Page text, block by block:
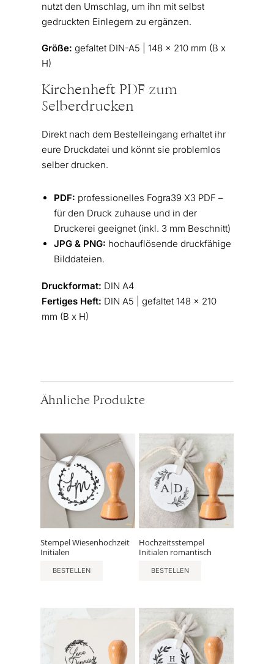
nutzt den Umschlag, um ihn mit selbst
gedruckten Einlegern zu ergänzen.
Größe: gefaltet DIN-A5 | 148 x 210 mm (B x
H)
Kirchenheft PDF zum
Selberdrucken
Direkt nach dem Bestelleingang erhaltet ihr
eure Druckdatei und könnt sie problemlos
selber drucken.
PDF: professionelles Fogra39 X3 PDF –
für den Druck zuhause und in der
Druckerei geeignet (inkl. 3 mm Beschnitt)
JPG & PNG: hochauflösende druckfähige
Bilddateien.
Druckformat: DIN A4
Fertiges Heft: DIN A5 | gefaltet 148 x 210
mm (B x H)
Ähnliche Produkte
Stempel Wiesenhochzeit
Initialen
BESTELLEN
Hochzeitsstempel
Initialen romantisch
BESTELLEN